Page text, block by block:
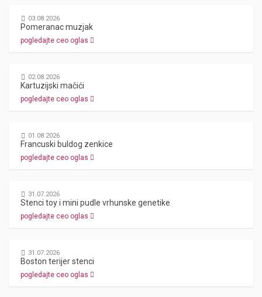
03.08.2026
Pomeranac muzjak
pogledajte ceo oglas
02.08.2026
Kartuzijski mačići
pogledajte ceo oglas
01.08.2026
Francuski buldog zenkice
pogledajte ceo oglas
31.07.2026
Stenci toy i mini pudle vrhunske genetike
pogledajte ceo oglas
31.07.2026
Boston terijer stenci
pogledajte ceo oglas